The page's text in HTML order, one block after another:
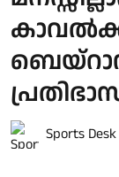
Sports Desk